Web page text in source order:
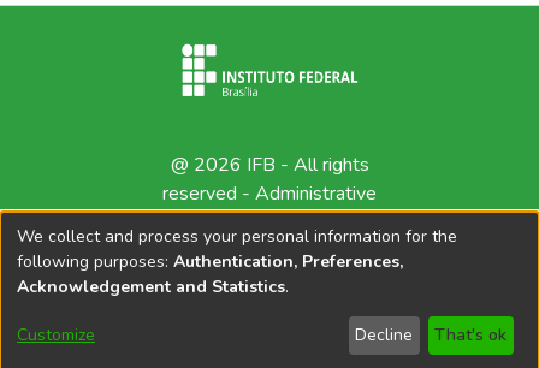
@ 2026 IFB - All rights
reserved - Administrative
We collect and process your personal information for the
following purposes: Authentication, Preferences,
Acknowledgement and Statistics.
Customize Decline That's ok